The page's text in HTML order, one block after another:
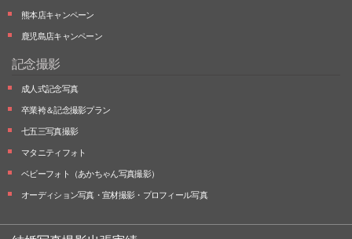
熊本店キャンペーン
鹿児島店キャンペーン
記念撮影
成人式記念写真
卒業袴＆記念撮影プラン
七五三写真撮影
マタニティフォト
ベビーフォト （あかちゃん写真撮影）
オーディション写真・ 宣材撮影・ プロフィール写真